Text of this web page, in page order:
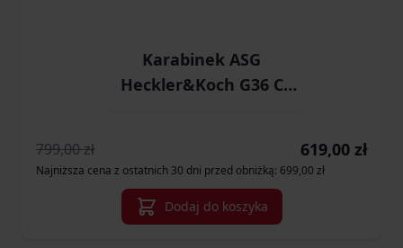
Karabinek ASG
Heckler&Koch G36 C
799,00 zł Cena
619,00 zł
Najniższa cena z ostatnich 30 dni przed obniżką: 699,00 zł
Dodaj do koszyka